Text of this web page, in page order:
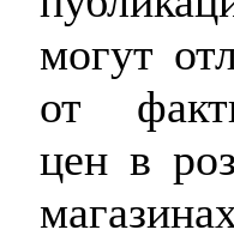
могут
от
цен в